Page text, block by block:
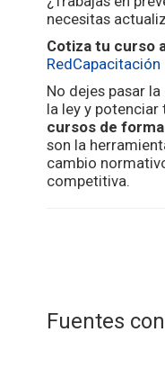
necesitas
Cotiza tu curso
RedCapacitación
No dejes pasar
la ley y
cursos de
son la
cambio
competitiva.
Fuentes